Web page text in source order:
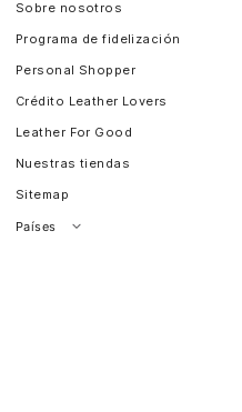
Sobre nosotros
Programa de fidelización
Personal Shopper
Crédito Leather Lovers
Leather For Good
Nuestras tiendas
Sitemap
Países